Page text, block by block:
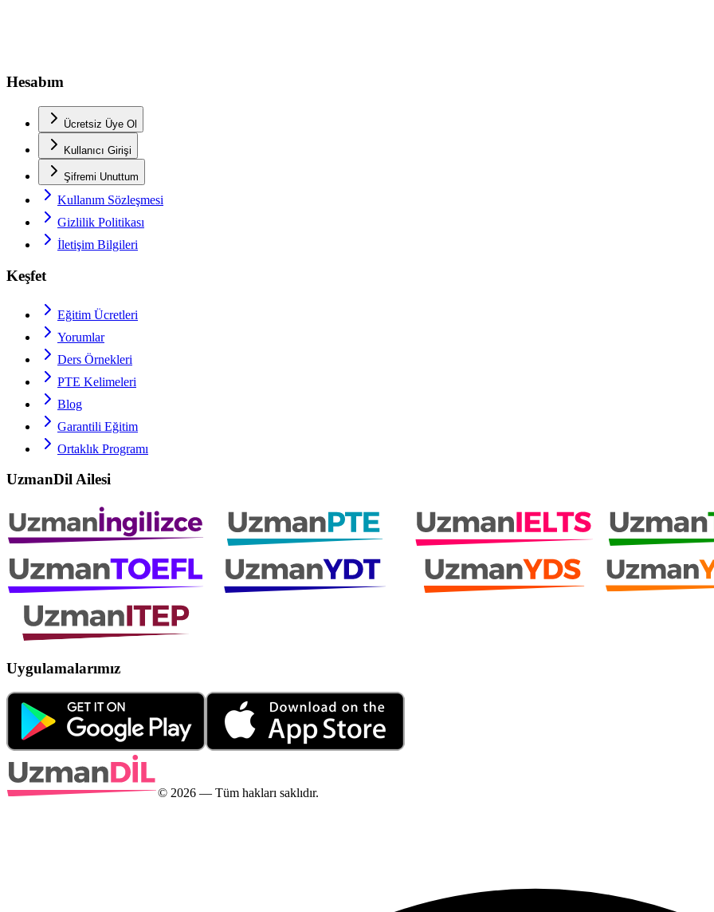
Hesabım
Ücretsiz Üye Ol
Kullanıcı Girişi
Şifremi Unuttum
Kullanım Sözleşmesi
Gizlilik Politikası
İletişim Bilgileri
Keşfet
Eğitim Ücretleri
Yorumlar
Ders Örnekleri
PTE Kelimeleri
Blog
Garantili Eğitim
Ortaklık Programı
UzmanDil Ailesi
Uygulamalarımız
© 2026 — Tüm hakları saklıdır.